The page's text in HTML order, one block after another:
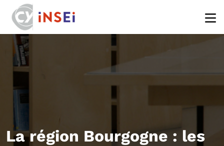
La région Bourgogne : les